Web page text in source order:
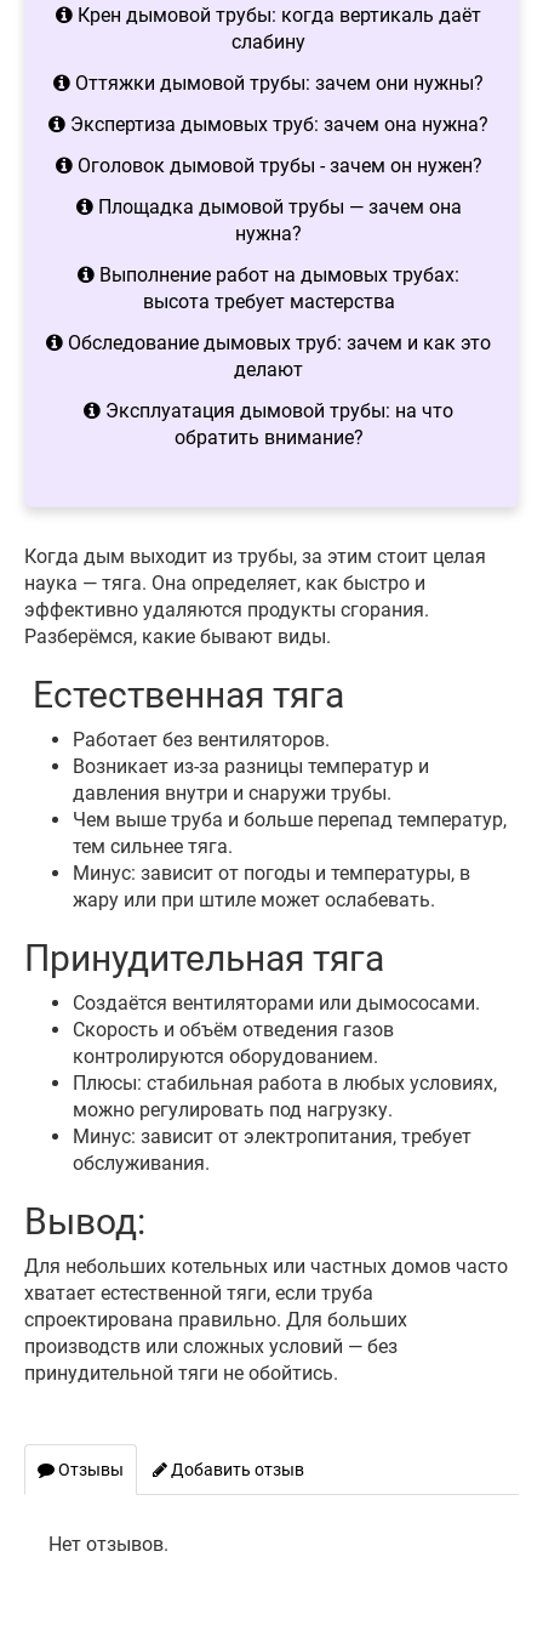
Крен дымовой трубы: когда вертикаль даёт
слабину
Оттяжки дымовой трубы: зачем они нужны?
Экспертиза дымовых труб: зачем она нужна?
Оголовок дымовой трубы - зачем он нужен?
Площадка дымовой трубы — зачем она
нужна?
Выполнение работ на дымовых трубах:
высота требует мастерства
Обследование дымовых труб: зачем и как это
делают
Эксплуатация дымовой трубы: на что
обратить внимание?
Когда дым выходит из трубы, за этим стоит целая
наука — тяга. Она определяет, как быстро и
эффективно удаляются продукты сгорания.
Разберёмся, какие бывают виды.
Естественная тяга
Работает без вентиляторов.
Возникает из-за разницы температур и
давления внутри и снаружи трубы.
Чем выше труба и больше перепад температур,
тем сильнее тяга.
Минус: зависит от погоды и температуры, в
жару или при штиле может ослабевать.
Принудительная тяга
Создаётся вентиляторами или дымососами.
Скорость и объём отведения газов
контролируются оборудованием.
Плюсы: стабильная работа в любых условиях,
можно регулировать под нагрузку.
Минус: зависит от электропитания, требует
обслуживания.
Вывод:
Для небольших котельных или частных домов часто
хватает естественной тяги, если труба
спроектирована правильно. Для больших
производств или сложных условий — без
принудительной тяги не обойтись.
Отзывы Добавить отзыв
Нет отзывов.